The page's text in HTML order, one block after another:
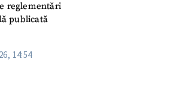
reglementări
publicată
14:54